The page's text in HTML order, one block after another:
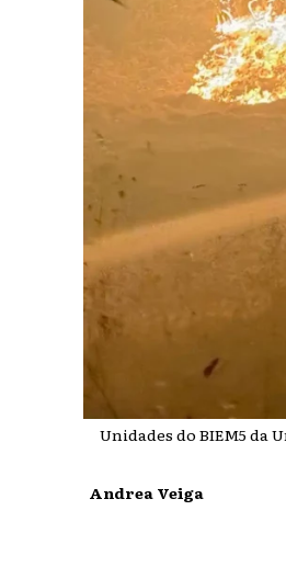
Unidades do BIEM5 da
Andrea Veiga